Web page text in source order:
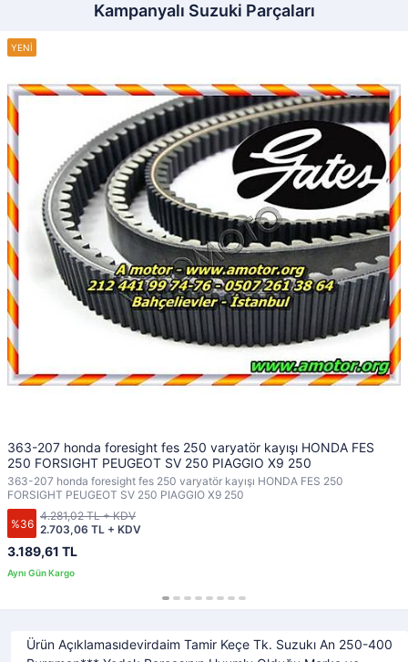
Kampanyalı Suzuki Parçaları
363-207 honda foresight fes 250 varyatör kayışı HONDA FES
250 FORSIGHT PEUGEOT SV 250 PIAGGIO X9 250
363-207 honda foresight fes 250 varyatör kayışı HONDA FES 250
FORSIGHT PEUGEOT SV 250 PIAGGIO X9 250
%36
3.189,61 TL
2.703,06 TL + KDV
4.281,02 TL + KDV
Ürün Açıklamasıdevirdaim Tamir Keçe Tk. Suzukı An 250-400